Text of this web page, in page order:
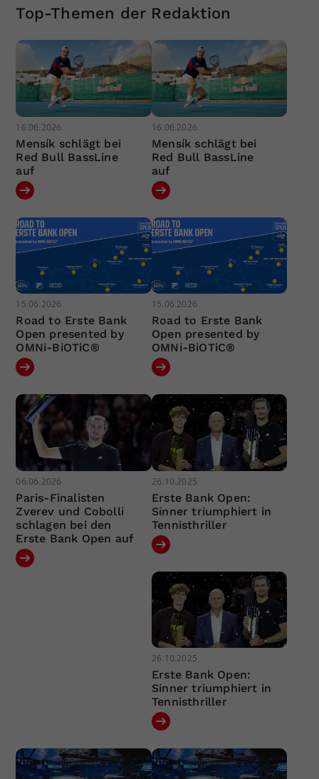
Top-Themen der Redaktion
16.06.2026
Mensík schlägt bei
Red Bull BassLine
auf
16.06.2026
Mensík schlägt bei
Red Bull BassLine
auf
15.06.2026
Road to Erste Bank
Open presented by
OMNi-BiOTiC®
15.06.2026
Road to Erste Bank
Open presented by
OMNi-BiOTiC®
06.06.2026
Paris-Finalisten
Zverev und Cobolli
schlagen bei den
Erste Bank Open auf
26.10.2025
Erste Bank Open:
Sinner triumphiert in
Tennisthriller
26.10.2025
Erste Bank Open:
Sinner triumphiert in
Tennisthriller